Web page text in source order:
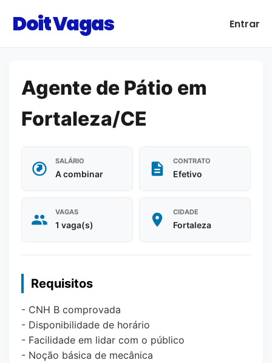
Doit Vagas Entrar
Agente de Pátio em
Fortaleza/CE
SALÁRIO
A combinar
CONTRATO
Efetivo
VAGAS
1 vaga(s)
CIDADE
Fortaleza
Requisitos
- CNH B comprovada
- Disponibilidade de horário
- Facilidade em lidar com o público
- Noção básica de mecânica